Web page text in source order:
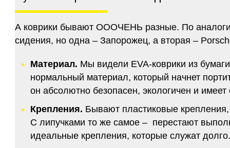
А коврики бывают ОООЧЕНЬ разные. По
сидения, но одна – Запорожец, а вторая –
Материал. Мы видели EVA-коврики из
нормальный материал, который начнет
он абсолютно безопасен, экологичен и
Крепления. Бывают пластиковые
С липучками то же самое – перестают
идеальные крепления, которые служат